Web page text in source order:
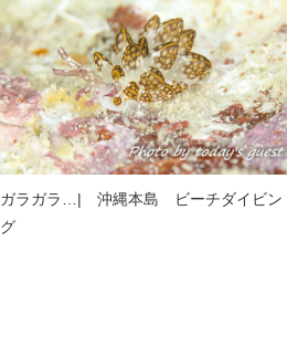
ガラガラ…| 沖縄本島 ビーチダイビン
グ